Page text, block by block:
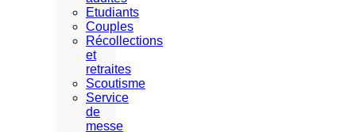
Etudiants
Couples
Récollections
et
retraites
Scoutisme
Service
de
messe